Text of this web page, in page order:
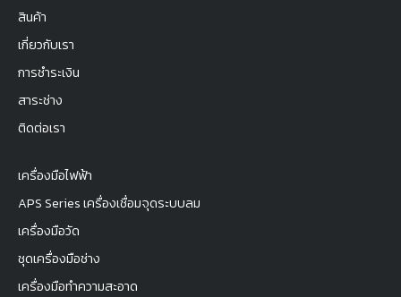
สินค้า
เกี่ยวกับเรา
การชำระเงิน
สาระช่าง
ติดต่อเรา
เครื่องมือไฟฟ้า
APS Series เครื่องเชื่อมจุดระบบลม
เครื่องมือวัด
ชุดเครื่องมือช่าง
เครื่องมือทำความสะอาด